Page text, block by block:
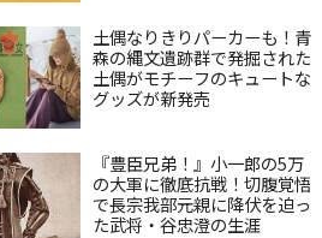
土偶なりきりパーカーも！青
森の縄文遺跡群で発掘された
土偶がモチーフのキュートな
グッズが新発売
『豊臣兄弟！』小一郎の5万
の大軍に徹底抗戦！切腹覚悟
で長宗我部元親に降伏を迫っ
た武将・谷忠澄の生涯